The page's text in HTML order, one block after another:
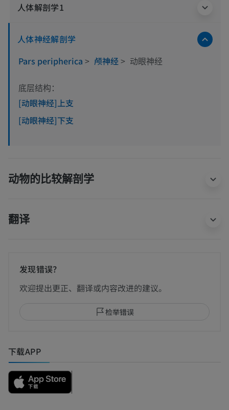
人体解剖学1
人体神经解剖学
Pars peripherica > 颅神经> 动眼神经
底层结构：
[动眼神经]上支
[动眼神经]下支
动物的比较解剖学
翻译
发现错误？
欢迎提出更正、翻译或内容改进的建议。
检举错误
下载APP